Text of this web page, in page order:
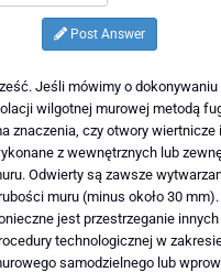
Post Answer
Jeśli mówimy o
wilgotnej murowej metodą
znaczenia, czy otwory wiertnicze
z wewnętrznych lub
Odwierty są zawsze
muru (minus około 30
jest przestrzeganie
technologicznej w
samodzielnego lub